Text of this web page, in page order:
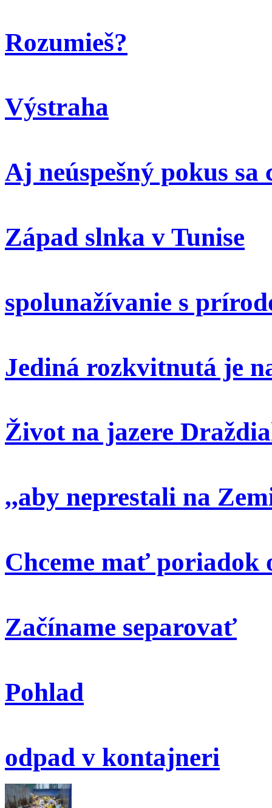
Rozumieš?
Výstraha
Aj neúspešný pokus sa
Západ slnka v Tunise
spolunažívanie s
Jediná rozkvitnutá je
Život na jazere
,,aby neprestali na
Chceme mať poriadok
Začíname separovať
Pohlad
odpad v kontajneri